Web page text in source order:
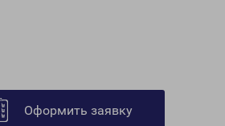
Оформить заявку